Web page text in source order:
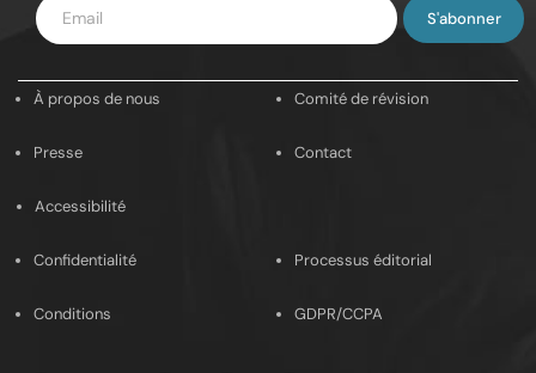
Saisissez
votre
mail
À propos de nous Comité de révision
Presse Contact
Accessibilité
Confidentialité Processus éditorial
Conditions GDPR/CCPA